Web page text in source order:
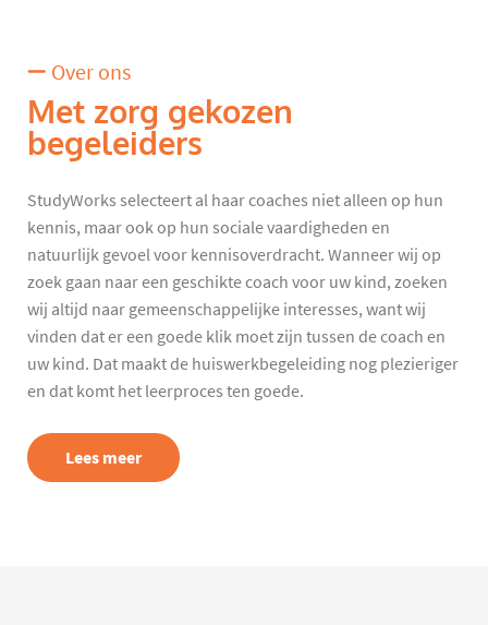
Over ons
Met zorg gekozen
begeleiders
StudyWorks selecteert al haar coaches niet alleen op hun
kennis, maar ook op hun sociale vaardigheden en
natuurlijk gevoel voor kennisoverdracht. Wanneer wij op
zoek gaan naar een geschikte coach voor uw kind, zoeken
wij altijd naar gemeenschappelijke interesses, want wij
vinden dat er een goede klik moet zijn tussen de coach en
uw kind. Dat maakt de huiswerkbegeleiding nog plezieriger
en dat komt het leerproces ten goede.
Lees meer